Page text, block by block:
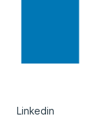
Linkedin